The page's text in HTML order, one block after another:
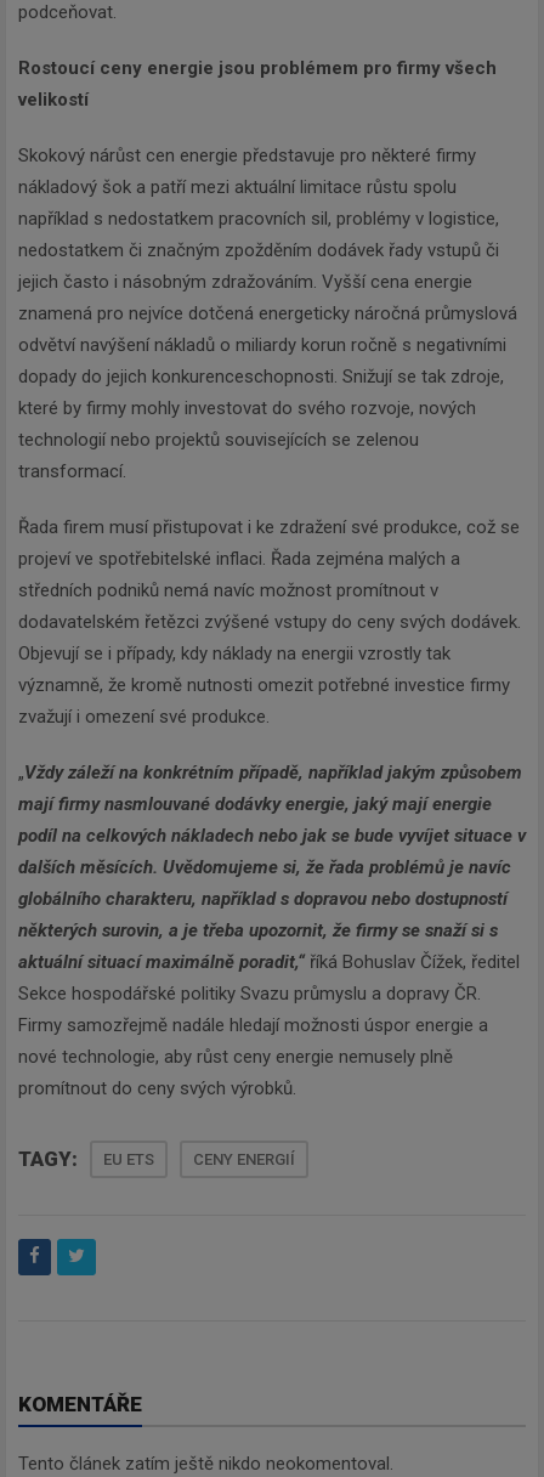
podceňovat.
Rostoucí ceny energie jsou problémem pro firmy všech
velikostí
Skokový nárůst cen energie představuje pro některé firmy
nákladový šok a patří mezi aktuální limitace růstu spolu
například s nedostatkem pracovních sil, problémy v logistice,
nedostatkem či značným zpožděním dodávek řady vstupů či
jejich často i násobným zdražováním. Vyšší cena energie
znamená pro nejvíce dotčená energeticky náročná průmyslová
odvětví navýšení nákladů o miliardy korun ročně s negativními
dopady do jejich konkurenceschopnosti. Snižují se tak zdroje,
které by firmy mohly investovat do svého rozvoje, nových
technologií nebo projektů souvisejících se zelenou
transformací.
Řada firem musí přistupovat i ke zdražení své produkce, což se
projeví ve spotřebitelské inflaci. Řada zejména malých a
středních podniků nemá navíc možnost promítnout v
dodavatelském řetězci zvýšené vstupy do ceny svých dodávek.
Objevují se i případy, kdy náklady na energii vzrostly tak
významně, že kromě nutnosti omezit potřebné investice firmy
zvažují i omezení své produkce.
„Vždy záleží na konkrétním případě, například jakým způsobem
mají firmy nasmlouvané dodávky energie, jaký mají energie
podíl na celkových nákladech nebo jak se bude vyvíjet situace v
dalších měsících. Uvědomujeme si, že řada problémů je navíc
globálního charakteru, například s dopravou nebo dostupností
některých surovin, a je třeba upozornit, že firmy se snaží si s
aktuální situací maximálně poradit,“ říká Bohuslav Čížek, ředitel
Sekce hospodářské politiky Svazu průmyslu a dopravy ČR.
Firmy samozřejmě nadále hledají možnosti úspor energie a
nové technologie, aby růst ceny energie nemusely plně
promítnout do ceny svých výrobků.
TAGY: EU ETS CENY ENERGIÍ
KOMENTÁŘE
Tento článek zatím ještě nikdo neokomentoval.
informace, maximálně 1x týdně.